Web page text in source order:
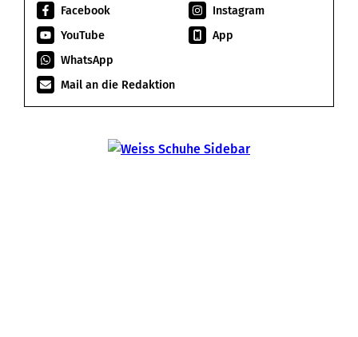
Facebook
Instagram
YouTube
App
WhatsApp
Mail an die Redaktion